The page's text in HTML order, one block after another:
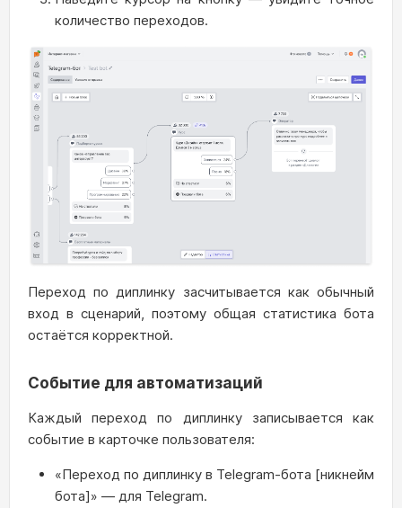
количество переходов.
Переход по диплинку засчитывается как обычный
вход в сценарий, поэтому общая статистика бота
остаётся корректной.
Событие для автоматизаций
Каждый переход по диплинку записывается как
событие в карточке пользователя:
«Переход по диплинку в Telegram-бота [никнейм
бота]» — для Telegram.